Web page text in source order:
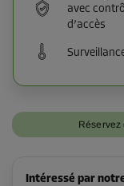
avec
d’accès
Réservez
Intéressé par